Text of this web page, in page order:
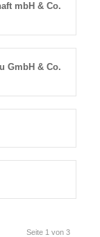
mbH & Co.
GmbH & Co.
Seite 1 von 3